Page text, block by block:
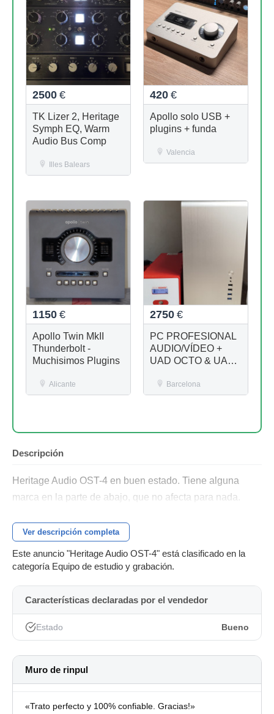
2500 €
TK Lizer 2, Heritage
Symph EQ, Warm
Audio Bus Comp
Illes Balears
420 €
Apollo solo USB +
plugins + funda
Valencia
1150 €
Apollo Twin MkII
Thunderbolt -
Muchisimos Plugins
Alicante
2750 €
PC PROFESIONAL
AUDIO/VÍDEO +
UAD OCTO & UAD
SAI Salicru
Barcelona
Descripción
Heritage Audio OST-4 en buen estado. Tiene alguna
marca en la parte de abajo, que no afecta para nada.
Ver descripción completa
Este anuncio "Heritage Audio OST-4" está clasificado en la
categoría Equipo de estudio y grabación.
Características declaradas por el vendedor
Estado Bueno
Muro de rinpul
«Trato perfecto y 100% confiable. Gracias!»